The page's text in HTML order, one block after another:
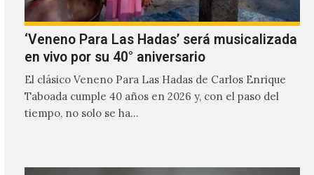
‘Veneno Para Las Hadas’ será musicalizada
en vivo por su 40° aniversario
El clásico Veneno Para Las Hadas de Carlos Enrique
Taboada cumple 40 años en 2026 y, con el paso del
tiempo, no solo se ha…